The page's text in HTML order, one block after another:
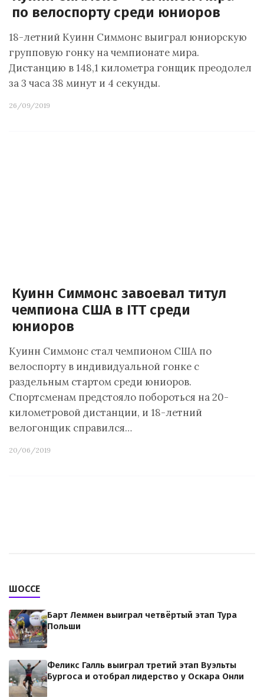
по велоспорту среди юниоров
18-летний Куинн Симмонс выиграл юниорскую
групповую гонку на чемпионате мира.
Дистанцию в 148,1 километра гонщик преодолел
за 3 часа 38 минут и 4 секунды.
26/09/2019
Куинн Симмонс завоевал титул
чемпиона США в ITT среди
юниоров
Куинн Симмонс стал чемпионом США по
велоспорту в индивидуальной гонке с
раздельным стартом среди юниоров.
Спортсменам предстояло побороться на 20-
километровой дистанции, и 18-летний
велогонщик справился…
20/06/2019
ШОССЕ
Барт Леммен выиграл четвёртый этап Тура
Польши
Феликс Галль выиграл третий этап Вуэльты
Бургоса и отобрал лидерство у Оскара Онли